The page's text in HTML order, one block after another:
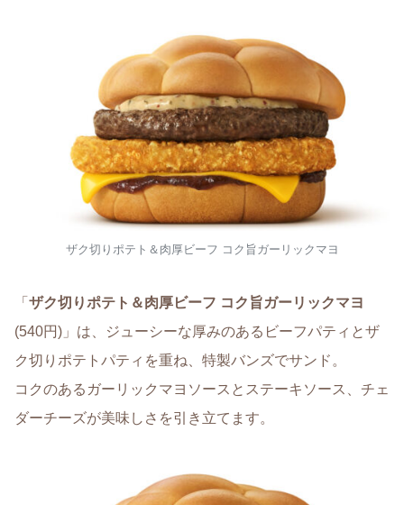
ザク切りポテト＆肉厚ビーフ コク旨ガーリックマヨ
「 ザク切りポテト＆肉厚ビーフ コク旨ガーリックマヨ
(540円)」は、ジューシーな厚みのあるビーフパティとザ
ク切りポテトパティを重ね、特製バンズでサンド。
コクのあるガーリックマヨソースとステーキソース、チェ
ダーチーズが美味しさを引き立てます。